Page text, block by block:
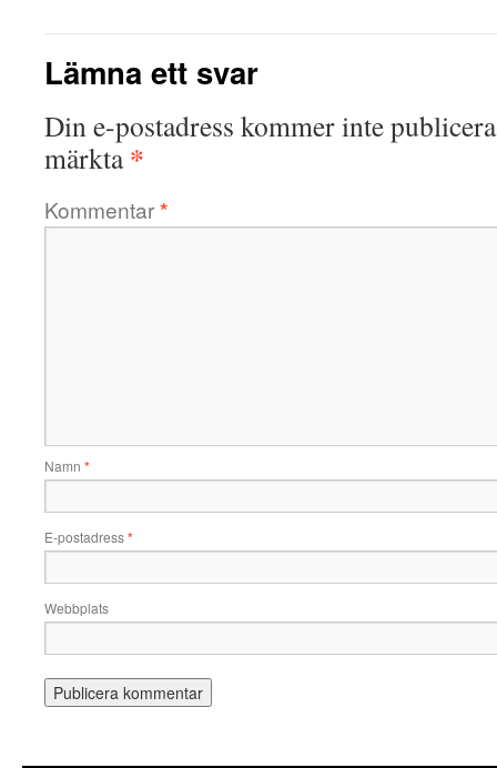
Lämna ett svar
Din e-postadress kommer inte
märkta*
Kommentar*
Namn *
E-postadress*
Webbplats